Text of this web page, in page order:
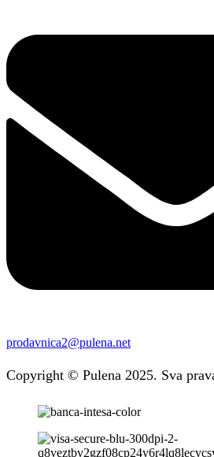
prodavnica2@pulena.net
Copyright © Pulena 2025. Sva